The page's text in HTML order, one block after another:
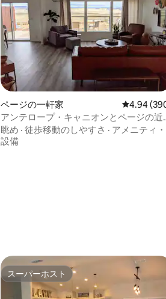
、5つ星中4.91つ星の平均評価
ページの一軒家 レビュー
4.94
アンテロープ・キャニオンとページの近
くにあるパウエル湖の景色を楽しめる宿
泊先
眺め · 徒歩移動のしやすさ · アメニティ・
設備
スーパーホスト
スーパーホスト